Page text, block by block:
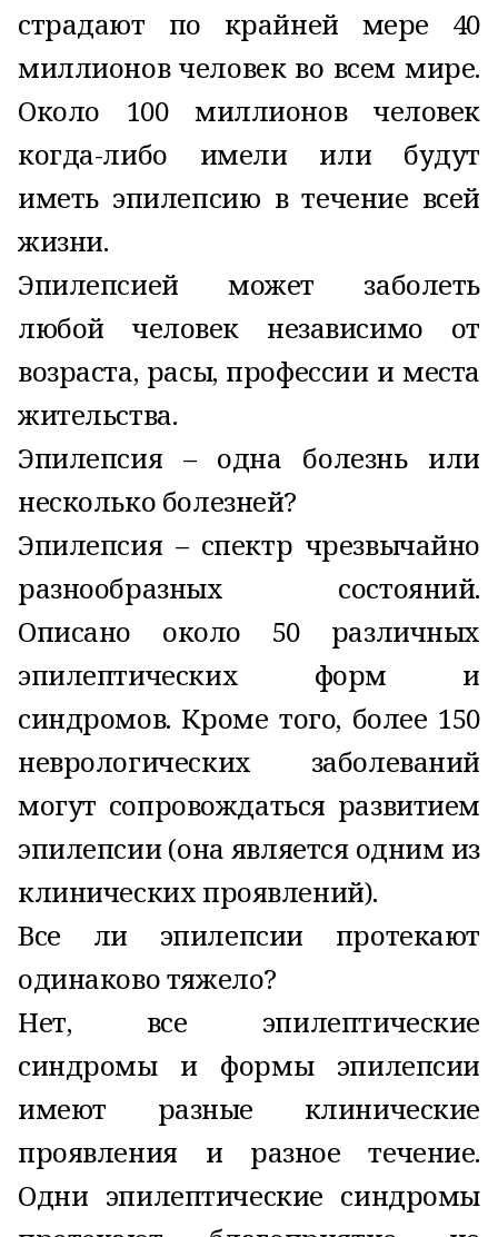
страдают по крайней мере 40
миллионов человек во всем мире.
Около 100 миллионов человек
когда-либо имели или будут
иметь эпилепсию в течение всей
жизни.
Эпилепсией может заболеть
любой человек независимо от
возраста, расы, профессии и места
жительства.
Эпилепсия – одна болезнь или
несколько болезней?
Эпилепсия – спектр чрезвычайно
разнообразных состояний.
Описано около 50 различных
эпилептических форм и
синдромов. Кроме того, более 150
неврологических заболеваний
могут сопровождаться развитием
эпилепсии (она является одним из
клинических проявлений).
Все ли эпилепсии протекают
одинаково тяжело?
Нет, все эпилептические
синдромы и формы эпилепсии
имеют разные клинические
проявления и разное течение.
Одни эпилептические синдромы